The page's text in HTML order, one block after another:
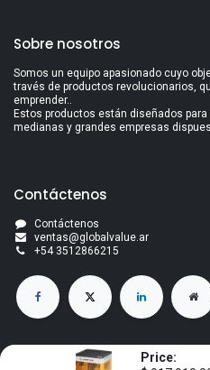
Price:
Sobre nosotros
Somos un equipo apasionado cuyo
través de productos revolucionarios,
emprender..
Estos productos están diseñados para
medianas y grandes empresas
Contáctenos
Contáctenos
ventas@globalvalue.ar
+54 3512866215